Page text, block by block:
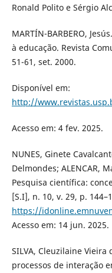
Ronald Polito e Sérgio
MARTÍN-BARBERO,
à educação. Revista
51-61, set. 2000.
Disponível em:
http://
Acesso em: 4 fev. 2025.
NUNES, Ginete
Delmondes; ALENCAR,
Pesquisa científica:
[S.I], n. 10, v. 29, p.
https://
Acesso em: 14 jun. 2025.
SILVA, Cleuzilaine
processos de interação